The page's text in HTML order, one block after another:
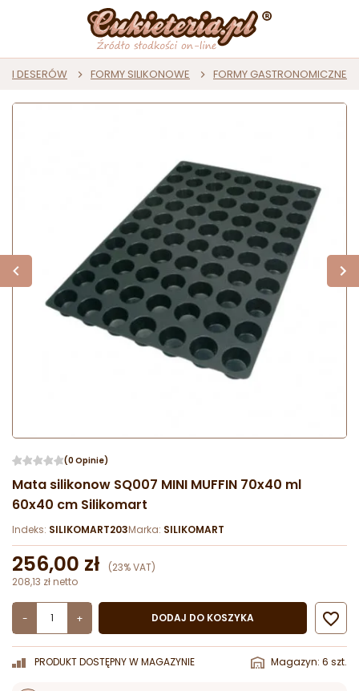
I DESERÓW FORMY SILIKONOWE FORMY GASTRONOMICZNE
(0 Opinie)
Mata silikonow SQ007 MINI MUFFIN 70x40 ml
60x40 cm Silikomart
Indeks: SILIKOMART203Marka: SILIKOMART
256,00 zł
(23% VAT)
208,13 zł netto
- + DODAJ DO KOSZYKA 
PRODUKT DOSTĘPNY W MAGAZYNIE Magazyn: 6 szt.